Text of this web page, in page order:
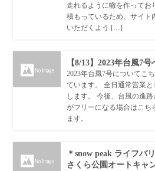
走れるように轍を作ってお
積もっているため、サイト
いただくよう […]
【8/13】2023年台風7
2023年台風7号についてこ
ています。 全日通常営業
します。 今後、台風の進
がフリーになる場合はこち
ます。
＊snow peak ライフバ
さくら公園オートキャ